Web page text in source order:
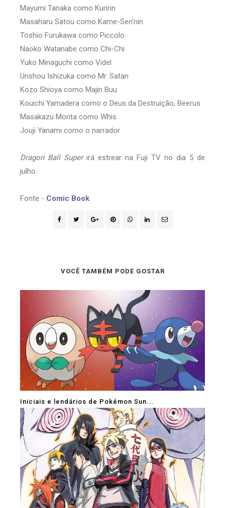
Mayumi Tanaka como Kuririn
Masaharu Satou como Kame-Sen'nin
Toshio Furukawa como Piccolo
Naoko Watanabe como Chi-Chi
Yuko Minaguchi como Videl
Unshou Ishizuka como Mr. Satan
Kozo Shioya como Majin Buu
Kouichi Yamadera como o Deus da Destruição, Beerus
Masakazu Morita como Whis
Jouji Yanami como o narrador
Dragon Ball Superirá estrear na Fuji TV no dia 5 de
julho.
Fonte - Comic Book
VOCÊ TAMBÉM PODE GOSTAR
Iniciais e lendários de Pokémon Sun...